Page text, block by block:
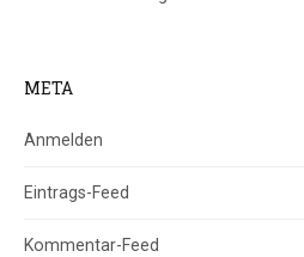
META
Anmelden
Eintrags-Feed
Kommentar-Feed